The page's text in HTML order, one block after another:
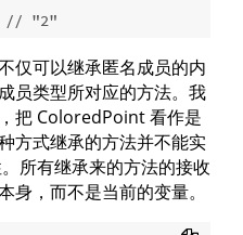
// "2"
仅可以继承匿名成员的内
员类型所对应的方法。我
把 ColoredPoint 看作是
方式继承的方法并不能实
所有继承来的方法的接收
身，而不是当前的变量。